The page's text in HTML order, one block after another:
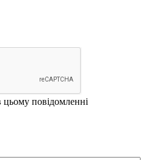
повідомленні